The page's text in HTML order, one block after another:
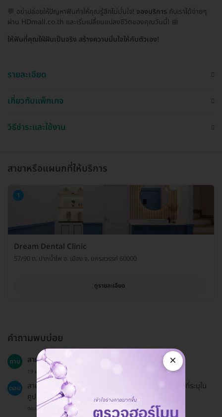
💬 อย่าปล่อยให้ปัญหาฟันทำให้คุณรู้สึกไม่มั่นใจ! จองบริการ กับเราได้ง่ายๆ
ผ่าน HDmall.co.th และเริ่มเปลี่ยนแปลงชีวิตของคุณวันนี้! 📅
ให้ฟันที่คุณใฝ่ฝันเป็นจริง สร้างความมั่นใจให้กับตัวเอง!
รายละเอียด
เกี่ยวกับแพ็กเกจ
วิธีชำระและใช้งาน
สาขาหรือแผนกที่ให้บริการ
1
Dream Dental Clinic
57/90 ต. ปากน้ำโพ อ. เมือง จ. นครสวรรค์ 60000
ดูรายละเอียด
คำถามพบบ่อย
ถาม สามารถจองแพ็กเกจให้คนอื่นได้หรือไม่?
19 ธ.ค. 2024
ตอบ
สามารถจองให้คนอื่นได้ โดยแจ้งชื่อผู้ใช้บริการให้ตรงกับที่ระบุใน
คูปอง
ตอบโดยทีมงาน HD
×